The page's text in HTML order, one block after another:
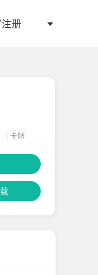
册
卡牌